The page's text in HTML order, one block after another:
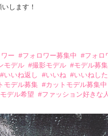
します！
ー #フォロワー募集中 #フォロ
モデル #撮影モデル #モデル募集
#いいね返し #いいね #いいねし
モデル募集 #カットモデル募集中
デル希望 #ファッション好きな